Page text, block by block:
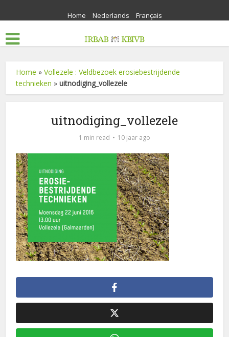
Home Nederlands Français
Home »Vollezele : Veldbezoek erosiebestrijdende
technieken »uitnodiging_vollezele
uitnodiging_vollezele
1 min read 10 jaar ago